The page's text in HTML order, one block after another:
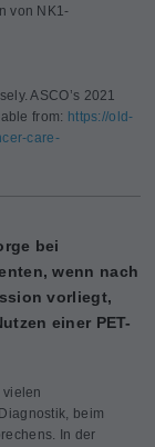
von NK1-
ASCO’s 2021
from: https://old-
care-
bei
wenn nach
vorliegt,
einer PET-
vielen
beim
In der